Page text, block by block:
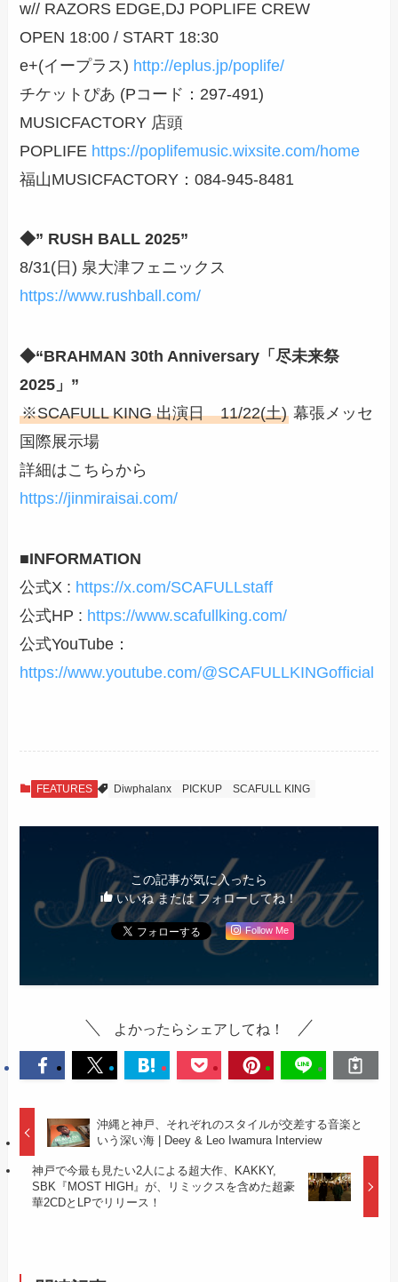
w// RAZORS EDGE,DJ POPLIFE CREW
OPEN 18:00 / START 18:30
e+(イープラス) http://eplus.jp/poplife/
チケットぴあ (Pコード：297-491)
MUSICFACTORY 店頭
POPLIFE https://poplifemusic.wixsite.com/home
福山MUSICFACTORY：084-945-8481
◆” RUSH BALL 2025”
8/31(日) 泉大津フェニックス
https://www.rushball.com/
◆“BRAHMAN 30th Anniversary「尽未来祭
2025」”
※SCAFULL KING 出演日 11/22(土) 幕張メッセ
国際展示場
詳細はこちらから
https://jinmiraisai.com/
■INFORMATION
公式X : https://x.com/SCAFULLstaff
公式HP : https://www.scafullking.com/
公式YouTube：
https://www.youtube.com/@SCAFULLKINGofficial
FEATURES Diwphalanx PICKUP SCAFULL KING
この記事が気に入ったら
いいね または フォローしてね！
Follow Me
よかったらシェアしてね！
沖縄と神戸、それぞれのスタイルが交差する音楽と
いう深い海 | Deey & Leo Iwamura Interview
神戸で今最も見たい2人による超大作、KAKKY,
SBK『MOST HIGH』が、リミックスを含めた超豪
華2CDとLPでリリース！